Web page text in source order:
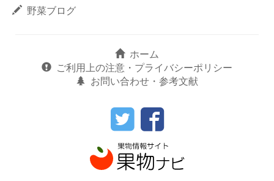
野菜ブログ
ホーム
ご利用上の注意・プライバシーポリシー
お問い合わせ・参考文献